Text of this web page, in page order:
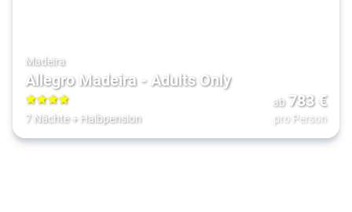
Madeira
Allegro Madeira - Adults Only
4
7 Nächte+ Halbpension
ab 783€
pro Person